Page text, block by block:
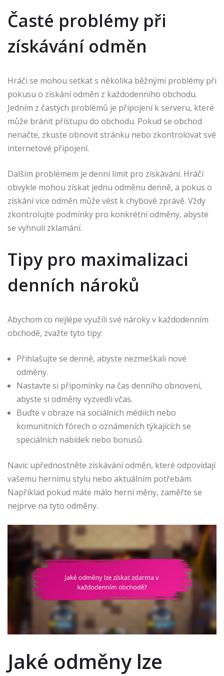
Časté problémy při
získávání odměn
Hráči se mohou setkat s několika běžnými problémy při
pokusu o získání odměn z každodenního obchodu.
Jedním z častých problémů je připojení k serveru, které
může bránit přístupu do obchodu. Pokud se obchod
nenačte, zkuste obnovit stránku nebo zkontrolovat své
internetové připojení.
Dalším problémem je denní limit pro získávání. Hráči
obvykle mohou získat jednu odměnu denně, a pokus o
získání více odměn může vést k chybové zprávě. Vždy
zkontrolujte podmínky pro konkrétní odměny, abyste
se vyhnuli zklamání.
Tipy pro maximalizaci
denních nároků
Abychom co nejlépe využili své nároky v každodenním
obchodě, zvažte tyto tipy:
Přihlašujte se denně, abyste nezmeškali nové
odměny.
Nastavte si připomínky na čas denního obnovení,
abyste si odměny vyzvedli včas.
Buďte v obraze na sociálních médiích nebo
komunitních fórech o oznámeních týkajících se
speciálních nabídek nebo bonusů.
Navíc upřednostněte získávání odměn, které odpovídají
vašemu hernímu stylu nebo aktuálním potřebám.
Například pokud máte málo herní měny, zaměřte se
nejprve na tyto odměny.
Jaké odměny lze